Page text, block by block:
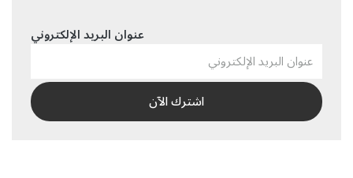
عنوان البريد الإلكتروني